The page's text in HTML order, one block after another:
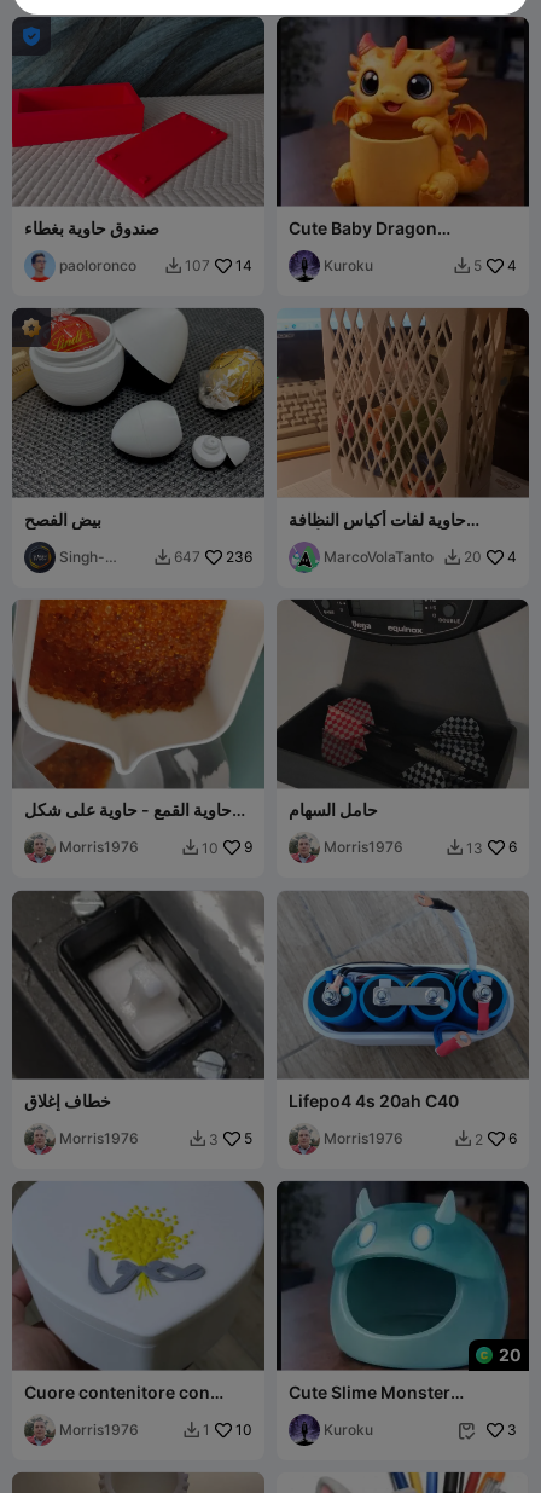

صندوق حاوية بغطاء
paoloronco  107 14
Cute Baby Dragon
Container – Draghetto
Portaoggetti Kawaii
Kuroku  5 4
بيض الفصح
Singh-
 647 236
حاوية لفات أكياس النظافة
للحيوانات الأليفة
MarcoVolaTanto  20 4
حاوية القمع - حاوية على شكل
Morris1976  10 9
حامل السهام
Morris1976  13 6
خطاف إغلاق
Morris1976  3 5
Lifepo4 4s 20ah C40
Morris1976  2 6
Cuore contenitore con
8 MarzoMorris1976  1 10
20
Cute Slime Monster
Container – Mostriciattolo
Portaoggetti
Kuroku  3